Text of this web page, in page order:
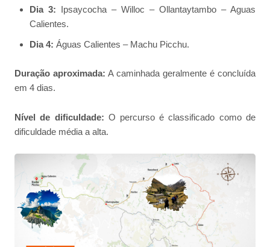
Dia 3: Ipsaycocha – Willoc – Ollantaytambo – Aguas
Calientes.
Dia 4: Águas Calientes – Machu Picchu.
Duração aproximada: A caminhada geralmente é concluída
em 4 dias.
Nível de dificuldade: O percurso é classificado como de
dificuldade média a alta.